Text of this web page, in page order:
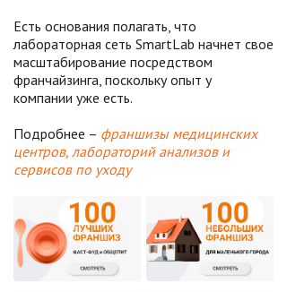
Есть основания полагать, что
лабораторная сеть SmartLab начнет свое
масштабирование посредством
франчайзинга, поскольку опыт у
компании уже есть.
Подробнее – франшизы медицинских
центров, лабораторий анализов и
сервисов по уходу